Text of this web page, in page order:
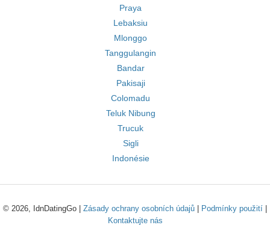
Praya
Lebaksiu
Mlonggo
Tanggulangin
Bandar
Pakisaji
Colomadu
Teluk Nibung
Trucuk
Sigli
Indonésie
© 2026, IdnDatingGo | Zásady ochrany osobních údajů Podmínky použití
Kontaktujte nás